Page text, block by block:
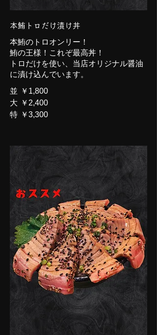
本鮪トロだけ漬け丼
本鮪のトロオンリー！
鮪の王様！これぞ最高丼！
トロだけを使い、当店オリジナル醤油
に漬け込んでいます。
並
￥1,800
大
￥2,400
特 ￥3,300